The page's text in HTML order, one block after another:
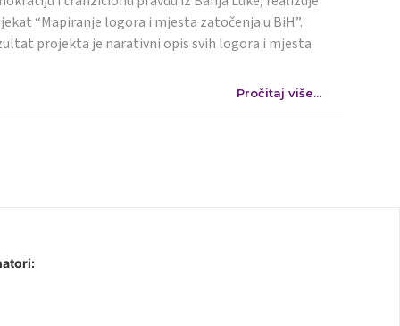
“Mapiranje logora i mjesta zatočenja u BiH”.
projekta je narativni opis svih logora i mjesta
Pročitaj više...